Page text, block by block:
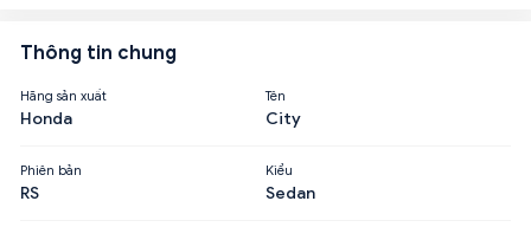
Thông tin chung
Hãng sản xuất
Honda
Tên
City
Phiên bản
RS
Kiểu
Sedan